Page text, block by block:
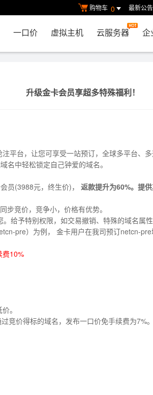
购物车 0 最新公告
一口价 虚拟主机 云服务器 企
升级金卡会员享超多特殊福利！
平台，让您可享受一站预订，全球多平台、
名中轻松锁定自己钟爱的域名。
员(3988元，终生价)，
返款提升为60%。提
步竞价，竞争小，价格有优势。
给予特别权限，如交易撤销、特殊的域名属
pre）为例， 金卡用户在我司预订netcn-
费10%
。
竞价得标的域名，发布一口价免手续费为7%。